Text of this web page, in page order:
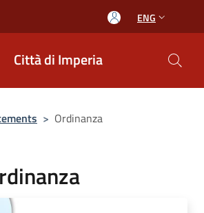
ENG
Città di Imperia
> Ordinanza